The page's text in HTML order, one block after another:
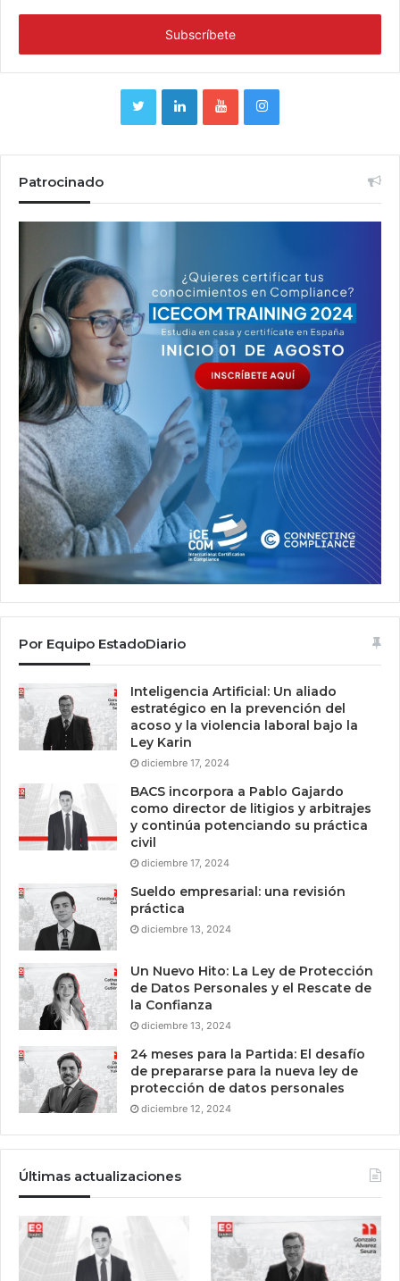
Patrocinado
Por Equipo EstadoDiario
Inteligencia Artificial: Un aliado
estratégico en la prevención del
acoso y la violencia laboral bajo la
Ley Karin
diciembre 17, 2024
BACS incorpora a Pablo Gajardo
como director de litigios y arbitrajes
y continúa potenciando su práctica
civil
diciembre 17, 2024
Sueldo empresarial: una revisión
práctica
diciembre 13, 2024
Un Nuevo Hito: La Ley de Protección
de Datos Personales y el Rescate de
la Confianza
diciembre 13, 2024
24 meses para la Partida: El desafío
de prepararse para la nueva ley de
protección de datos personales
diciembre 12, 2024
Últimas actualizaciones